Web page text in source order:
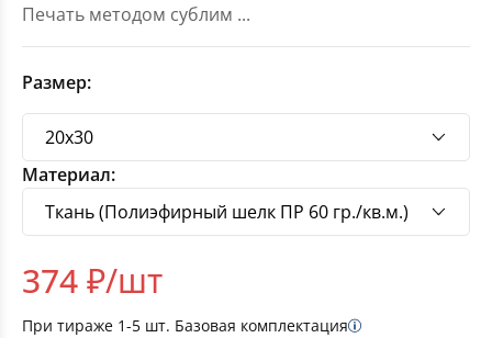
Печать методом сублим ...
Размер:
Материал:
374₽/шт
При тираже 1-5 шт. Базовая комплектация